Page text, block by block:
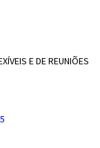
E DE REUNIÕES